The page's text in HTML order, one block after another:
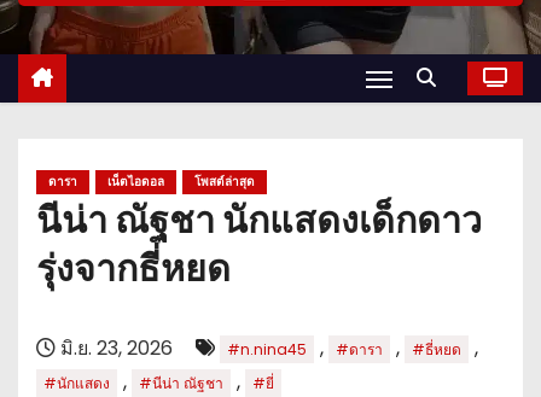
ดารา เน็ตไอดอล โพสต์ล่าสุด
นีน่า ณัฐชา นักแสดงเด็กดาว
รุ่งจากธี่หยด
มิ.ย. 23, 2026 #n.nina45 , #ดารา , #ธี่หยด ,
#นักแสดง , #นีน่า ณัฐชา , #ยี่